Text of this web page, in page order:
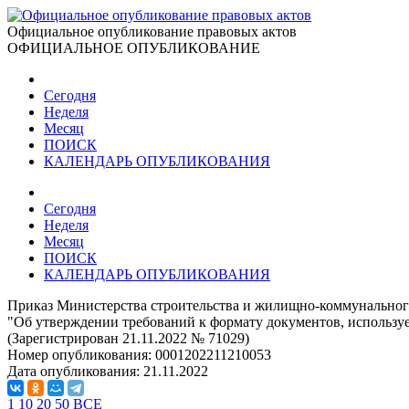
Официальное опубликование правовых актов
ОФИЦИАЛЬНОЕ ОПУБЛИКОВАНИЕ
Сегодня
Неделя
Месяц
ПОИСК
КАЛЕНДАРЬ ОПУБЛИКОВАНИЯ
Сегодня
Неделя
Месяц
ПОИСК
КАЛЕНДАРЬ ОПУБЛИКОВАНИЯ
Приказ Министерства строительства и жилищно-
"Об утверждении требований к формату документов,
(Зарегистрирован 21.11.2022 № 71029)
Номер опубликования: 0001202211210053
Дата опубликования: 21.11.2022
1 10 20 50 ВСЕ